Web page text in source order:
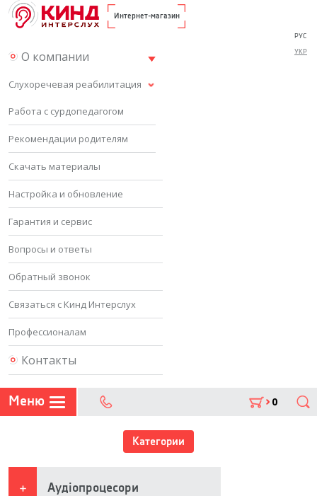
Интернет-магазин
О компании
Слухоречевая реабилитация
Работа с сурдопедагогом
Рекомендации родителям
Скачать материалы
Настройка и обновление
Гарантия и сервис
Вопросы и ответы
Обратный звонок
Связаться с Кинд Интерслух
Профессионалам
Контакты
РУС
УКР
302 07 75
Меню 0
Категории
Аудіопроцесори